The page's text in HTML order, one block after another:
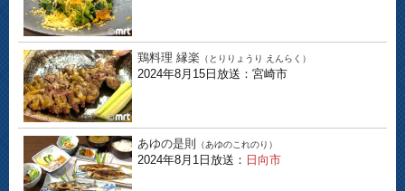
鶏料理 縁楽 （とりりょうり えんらく）
2024年8月15日放送：宮崎市
あゆの是則 （あゆのこれのり）
2024年8月1日放送： 日向市